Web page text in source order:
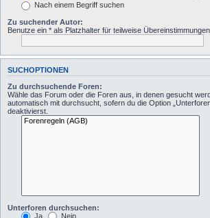
Nach einem Begriff suchen
Zu suchender Autor:
Benutze ein * als Platzhalter für teilweise Übereinstimmungen.
SUCHOPTIONEN
Zu durchsuchende Foren:
Wähle das Forum oder die Foren aus, in denen gesucht
automatisch mit durchsucht, sofern du die Option
deaktivierst.
Unterforen durchsuchen:
Ja
Nein